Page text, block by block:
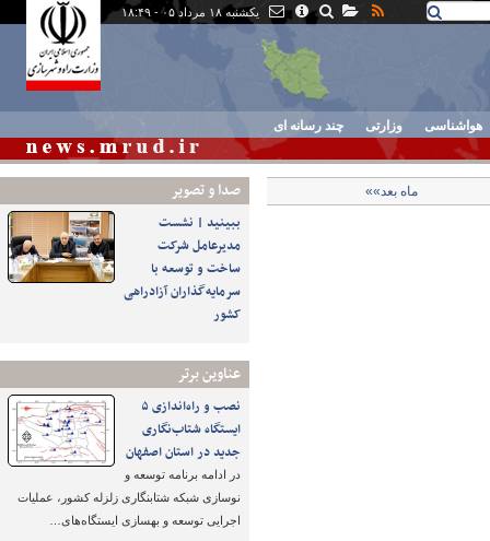
یکشنبه ۱۸ مرداد ۰۵ - ۱۸:۴۹
هواشناسی وزارتی چند رسانه ای
صدا و تصوير
ببینید | نشست
مدیرعامل شرکت
ساخت و توسعه با
سرمایه‌گذاران آزادراهی
کشور
عناوین برتر
نصب و راه‌اندازی ۵
ایستگاه شتاب‌نگاری
جدید در استان اصفهان
در ادامه برنامه توسعه و
نوسازی شبکه شتابنگاری زلزله کشور، عملیات
اجرایی توسعه و بهسازی ایستگاه‌های…
ماه بعد»»